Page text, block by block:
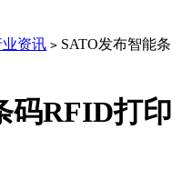
业资讯 > SATO发布智能条
码RFID打印